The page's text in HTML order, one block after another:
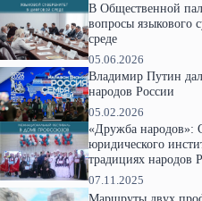
В Общественной
вопросы языкового
среде
05.06.2026
Владимир Путин дал
народов России
05.02.2026
«Дружба народов»:
юридического
традициях народов
07.11.2025